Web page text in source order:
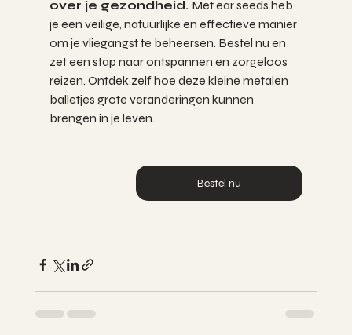
over je gezondheid. Met ear seeds heb
je een veilige, natuurlijke en effectieve manier
om je vliegangst te beheersen. Bestel nu en
zet een stap naar ontspannen en zorgeloos
reizen. Ontdek zelf hoe deze kleine metalen
balletjes grote veranderingen kunnen
brengen in je leven.
Bestel nu